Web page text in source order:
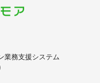
業務支援システム